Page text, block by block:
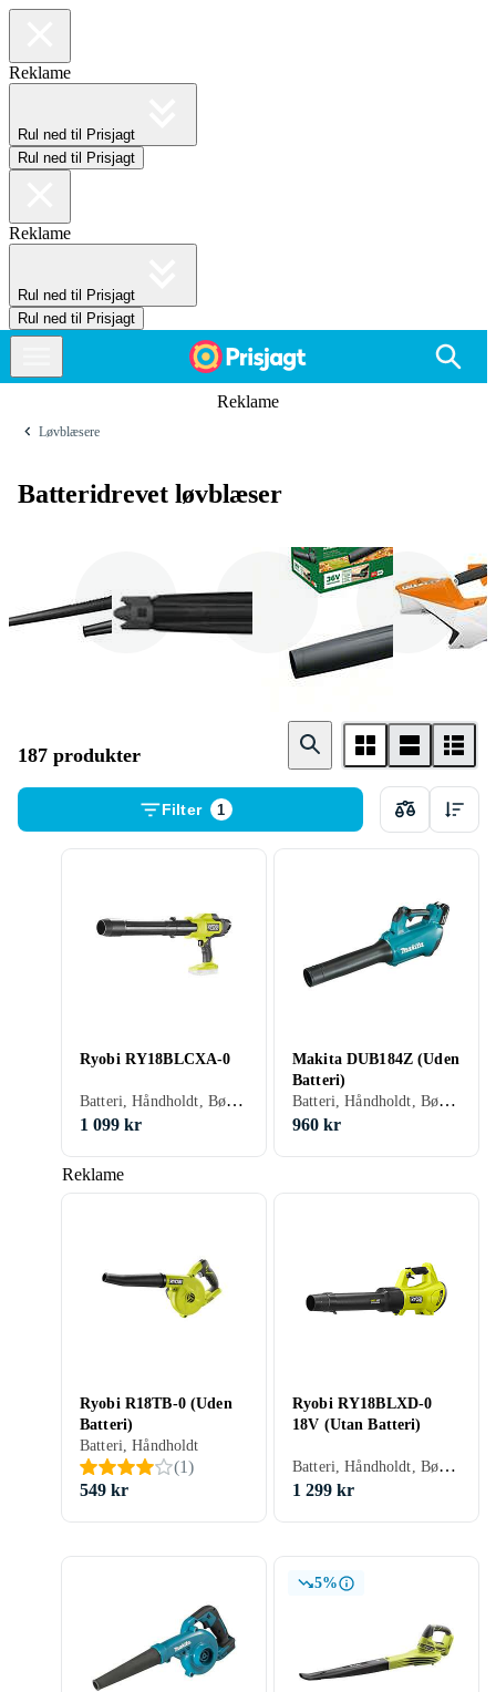
Reklame
Rul ned til Prisjagt
Rul ned til Prisjagt
Reklame
Rul ned til Prisjagt
Rul ned til Prisjagt
Reklame
Løvblæsere
Batteridrevet løvblæser
187 produkter
Filter 1
Reklame
Ryobi RY18BLCXA-0
Batteri, Håndholdt, Børsteløs motor
1 099 kr
Makita DUB184Z (Uden
Batteri)
Batteri, Håndholdt, Børsteløs motor, Variabel hastighed, Mulcher
960 kr
Ryobi R18TB-0 (Uden
Batteri)
Batteri, Håndholdt
(1)
549 kr
Ryobi RY18BLXD-0
18V (Utan Batteri)
Batteri, Håndholdt, Børsteløs motor
1 299 kr
5%